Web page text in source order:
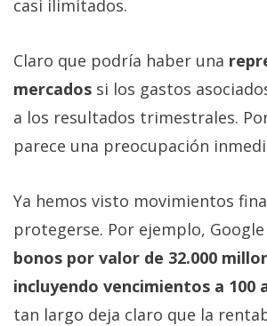
casi ilimitados.
Claro que podría haber una
mercados si los gastos
a los resultados trimestrales.
parece una preocupación
Ya hemos visto movimientos
protegerse. Por ejemplo,
bonos por valor de 32.000
incluyendo vencimientos a 100
tan largo deja claro que la